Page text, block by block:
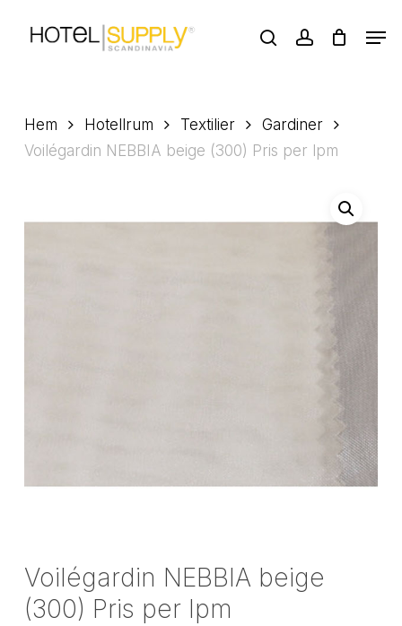
searchaccount
Hem Hotellrum Textilier
Gardiner
Voilégardin NEBBIA beige (300) Pris per lpm
Voilégardin NEBBIA beige
(300) Pris per lpm